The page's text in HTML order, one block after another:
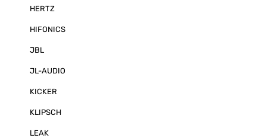
HERTZ
HIFONICS
JBL
JL-AUDIO
KICKER
KLIPSCH
LEAK